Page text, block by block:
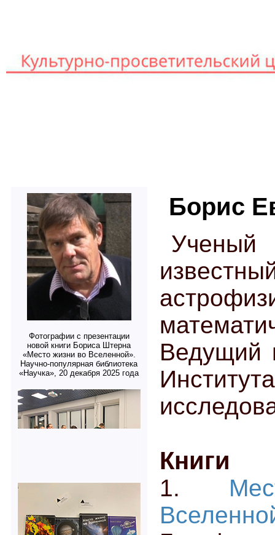
Фотографии с презентации
новой книги Бориса Штерна
«Место жизни во Вселенной».
Научно-популярная библиотека
«Научка», 20 декабря 2025 года
Борис
Ведущий
Книги
1.